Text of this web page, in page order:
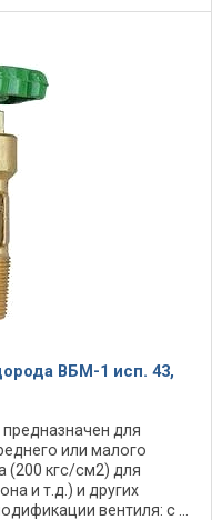
ВБМ-1 исп. 43,
для
или малого
(200 кгс/см2) для
и т.д.) и других
вентиля: с ...